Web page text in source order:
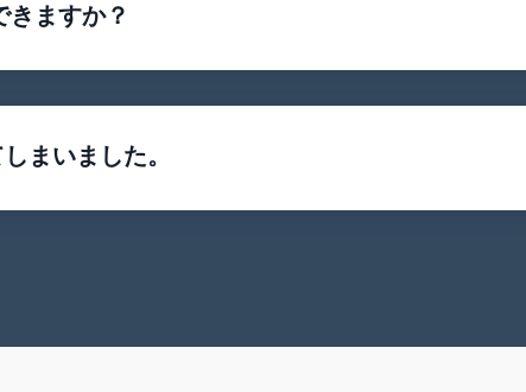
ますか？
まいました。